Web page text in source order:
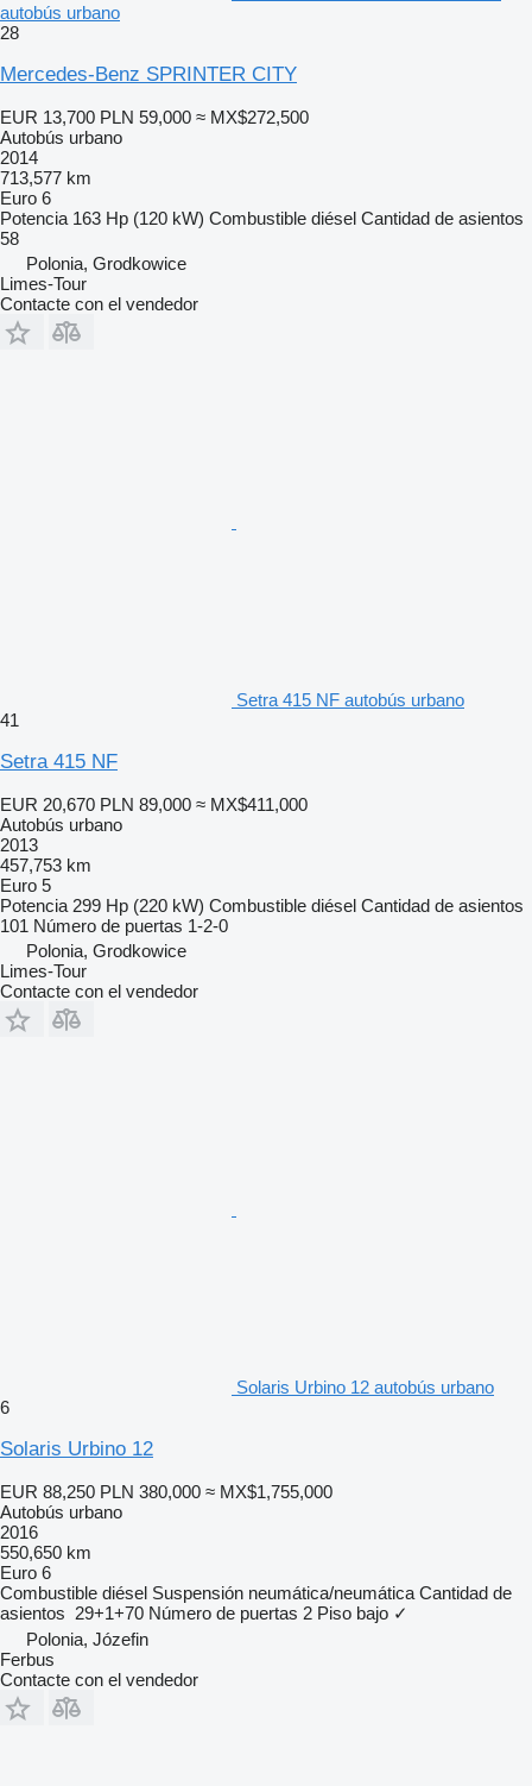
autobús urbano
28
Mercedes-Benz SPRINTER CITY
EUR 13,700 PLN 59,000 ≈ MX$272,500
Autobús urbano
2014
713,577 km
Euro 6
Potencia 163 Hp (120 kW) Combustible diésel Cantidad de asientos
58
Polonia, Grodkowice
Limes-Tour
Contacte con el vendedor
Setra 415 NF autobús urbano
41
Setra 415 NF
EUR 20,670 PLN 89,000 ≈ MX$411,000
Autobús urbano
2013
457,753 km
Euro 5
Potencia 299 Hp (220 kW) Combustible diésel Cantidad de asientos
101 Número de puertas 1-2-0
Polonia, Grodkowice
Limes-Tour
Contacte con el vendedor
Solaris Urbino 12 autobús urbano
6
Solaris Urbino 12
EUR 88,250 PLN 380,000 ≈ MX$1,755,000
Autobús urbano
2016
550,650 km
Euro 6
Combustible diésel Suspensión neumática/neumática Cantidad de
asientos 29+1+70 Número de puertas 2 Piso bajo ✓
Polonia, Józefin
Ferbus
Contacte con el vendedor